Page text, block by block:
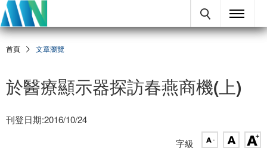
首頁 文章瀏覽
於醫療顯示器探訪春燕商機(上)
刊登日期:2016/10/24
字級